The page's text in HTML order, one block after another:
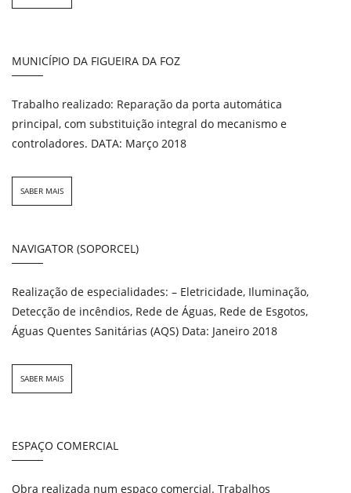
MUNICÍPIO DA FIGUEIRA DA FOZ
Trabalho realizado: Reparação da porta automática
principal, com substituição integral do mecanismo e
controladores. DATA: Março 2018
SABER MAIS
NAVIGATOR (SOPORCEL)
Realização de especialidades: – Eletricidade, Iluminação,
Detecção de incêndios, Rede de Águas, Rede de Esgotos,
Águas Quentes Sanitárias (AQS) Data: Janeiro 2018
SABER MAIS
ESPAÇO COMERCIAL
Obra realizada num espaço comercial. Trabalhos